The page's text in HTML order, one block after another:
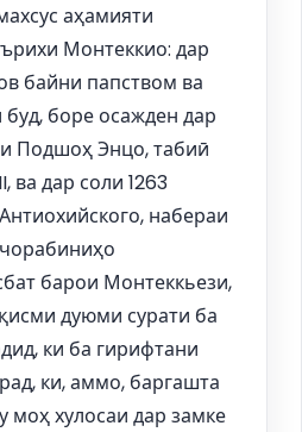
аҳамияти
Монтеккио: дар
байни папством ва
боре осажден дар
Подшоҳ Энцо, табиӣ
ва дар соли 1263
набераи
барои Монтеккьези,
дуюми сурати ба
ки ба гирифтани
ки, аммо, баргашта
моҳ хулосаи дар замке